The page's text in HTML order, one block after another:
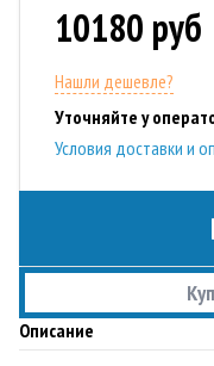
10180 руб
Нашли дешевле?
Уточняйте у
Условия доставки и
Описание